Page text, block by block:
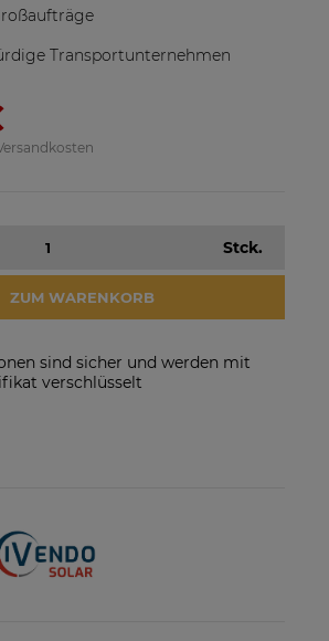
60HIH BF
VERFÜGBARKEIT DER
Transportunternehmen
Stck.
ZUM WARENKORB
sind sicher und werden mit
verschlüsselt